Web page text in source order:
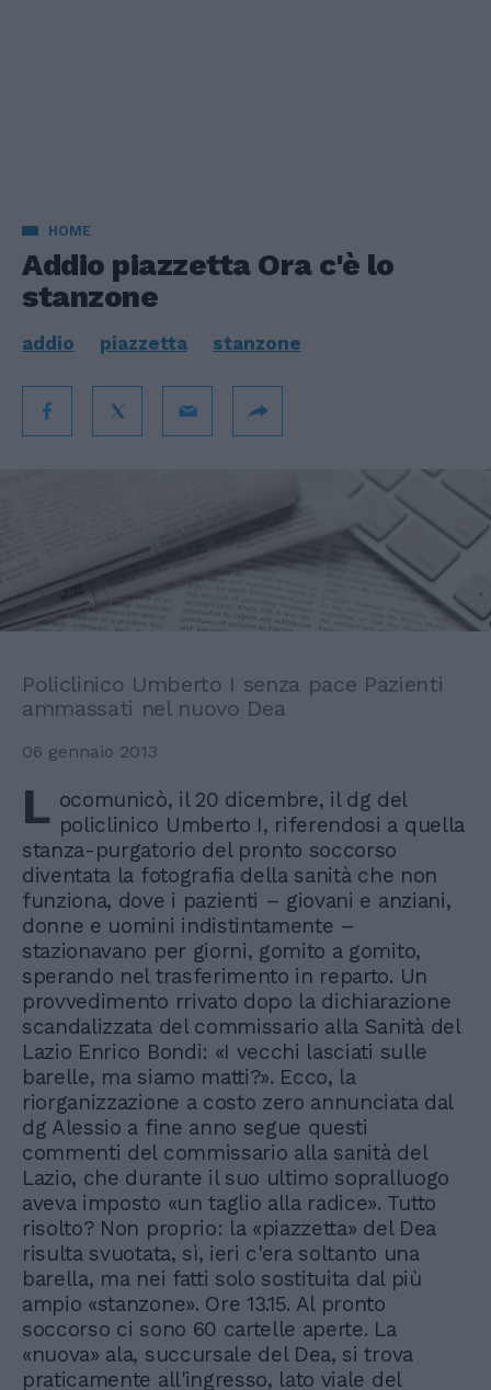
HOME
Addio piazzetta Ora c'è lo
stanzone
addio piazzetta stanzone
Policlinico Umberto I senza pace Pazienti
ammassati nel nuovo Dea
06 gennaio 2013
L ocomunicò, il 20 dicembre, il dg del
policlinico Umberto I, riferendosi a quella
stanza-purgatorio del pronto soccorso
diventata la fotografia della sanità che non
funziona, dove i pazienti – giovani e anziani,
donne e uomini indistintamente –
stazionavano per giorni, gomito a gomito,
sperando nel trasferimento in reparto. Un
provvedimento rrivato dopo la dichiarazione
scandalizzata del commissario alla Sanità del
Lazio Enrico Bondi: «I vecchi lasciati sulle
barelle, ma siamo matti?». Ecco, la
riorganizzazione a costo zero annunciata dal
dg Alessio a fine anno segue questi
commenti del commissario alla sanità del
Lazio, che durante il suo ultimo sopralluogo
aveva imposto «un taglio alla radice». Tutto
risolto? Non proprio: la «piazzetta» del Dea
risulta svuotata, sì, ieri c'era soltanto una
barella, ma nei fatti solo sostituita dal più
ampio «stanzone». Ore 13.15. Al pronto
soccorso ci sono 60 cartelle aperte. La
«nuova» ala, succursale del Dea, si trova
praticamente all'ingresso, lato viale del